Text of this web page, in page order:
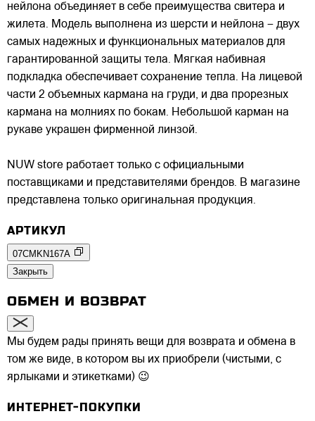
нейлона объединяет в себе преимущества свитера и
жилета. Модель выполнена из шерсти и нейлона – двух
самых надежных и функциональных материалов для
гарантированной защиты тела. Мягкая набивная
подкладка обеспечивает сохранение тепла. На лицевой
части 2 объемных кармана на груди, и два прорезных
кармана на молниях по бокам. Небольшой карман на
рукаве украшен фирменной линзой.
NUW store работает только с официальными
поставщиками и представителями брендов. В магазине
представлена только оригинальная продукция.
АРТИКУЛ
07CMKN167A
Закрыть
ОБМЕН И ВОЗВРАТ
Мы будем рады принять вещи для возврата и обмена в
том же виде, в котором вы их приобрели (чистыми, с
ярлыками и этикетками) 😉
ИНТЕРНЕТ-ПОКУПКИ